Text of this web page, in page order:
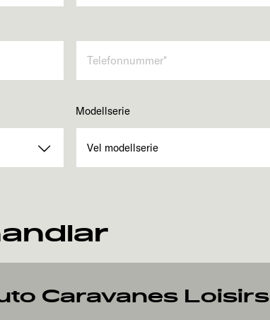
Modellserie
Caravanes Loisirs